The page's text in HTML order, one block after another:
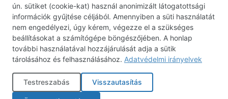
bodyART
deepWORK
bodyART-deepWORK
Babakocsi térning
Centrál tréning
Otthoni edzésterv
ún. sütiket (cookie-kat) használ anonimizált látogatottsági
információk gyűjtése céljából. Amennyiben a süti használatát
nem engedélyezi, úgy kérem, végezze el a szükséges
beállításokat a számítógépe böngészőjében. A honlap
további használatával hozzájárulását adja a sütik
tárolásához és felhasználásához. Adatvédelmi irányelvek
Testreszabás Visszautasítás